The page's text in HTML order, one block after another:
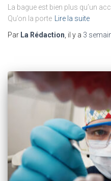
La bague est bien plus qu’un
Qu’on la porte Lire la suite
Par La Rédaction , il y a 3